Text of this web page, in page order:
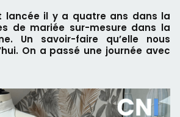
lancée il y a quatre ans dans la
de mariée sur-mesure dans la
Un savoir-faire qu’elle nous
On a passé une journée avec